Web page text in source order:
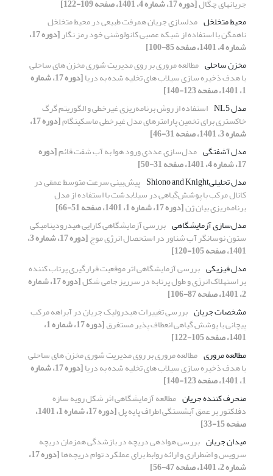
جریانهای چگال[دوره 17، شماره 4، 1401، صفحه 109-122]
محیط متخلخل مدلسازی جریان همرفت طبیعی در محیط متخلخل
ناهمگن با استفاده از شبکه عصبی کانولوشنی خود رمز نگار [دوره 17،
شماره 4، 1401، صفحه 85-100]
مخزن ساحلی مطالعه مروری بر روی مدیریت شوری مخزن های ساحلی
با هدف ذخیره سازی سیلاب های تخلیه شده به دریا [دوره 17، شماره
1، 1401، صفحه 123-140]
مدل NL5
استفاده از روش برنامه‌ریزی غیرخطی و الگوریتم گرگ
خاکستری برای تخمین پارامترهای مدل غیرخطی ماسکینگام [دوره 17،
شماره 3، 1401، صفحه 31-46]
مدل آشفتگی مدل‌سازی عددی ورود هوا به آب شفت قائم[دوره
17، شماره 4، 1401، صفحه 31-50]
مدل تحلیلی‌Shiono and Knight
پیش‌بینی سرعت متوسط عمقی در
کانال مرکب با پوشش‌گیاهی در سیلابدشت با استفاده از مدل
برنامه‌ریزی بیان ژن[دوره 17، شماره 1، 1401، صفحه 51-66]
مدل‌سازی آزمایشگاهی بررسی آزمایشگاهی کارایی هیدرودینامیکی
ستون نوسانگر آب شناور در استحصال انرژی موج [دوره 17، شماره 3،
1401، صفحه 105-120]
مدل فیزیکی بررسی آزمایشگاهی اثر موقعیت قرارگیری پرتاب کننده
بر استهلاک انرژی و طول پرتابه در سرریز جامی شکل [دوره 17، شماره
2، 1401، صفحه 87-106]
مشخصات جریان بررسی تغییرات هیدرولیک جریان در آبراهه مرکب
پیچانی با پوشش گیاهی انعطاف پذیر مستغرق [دوره 17، شماره 1،
1401، صفحه 105-122]
مطالعه مروری مطالعه مروری بر روی مدیریت شوری مخزن های ساحلی
با هدف ذخیره سازی سیلاب های تخلیه شده به دریا [دوره 17، شماره
1، 1401، صفحه 123-140]
منحرف کننده جریان مطالعه آزمایشگاهی اثر شکل رویه سازه
دفلکتور بر عمق آبشستگی اطراف پایه پل [دوره 17، شماره 1، 1401،
صفحه 15-33]
میدان جریان بررسی هوادهی دریچه در بازشدگی همزمان دریچه
سرویس و اضطراری و ارائه روابط برای عملکرد توام دریچه‌ها [دوره 17،
شماره 2، 1401، صفحه 47-56]